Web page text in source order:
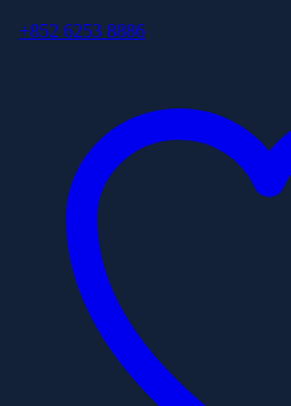
+852 6253 8886